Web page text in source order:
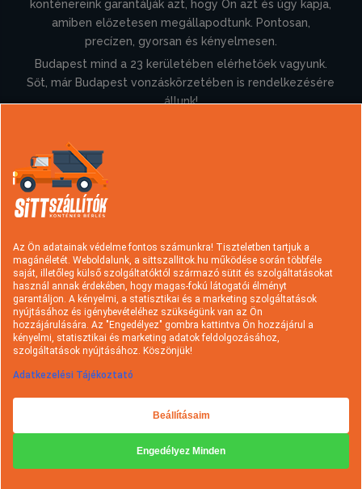
konténereink garantálják azt, hogy Ön azt és úgy kapja,
amiben előzetesen megállapodtunk. Pontosan,
precízen, gyorsan és kényelmesen.
Budapest mind a 23 kerületében elérhetőek vagyunk.
Sőt, már Budapest vonzáskörzetében is rendelkezésére
állunk!
Konténer rendelés
Típusok és árak
Szolgáltatások
Hasznos információk
Gyakori kérdések
Kapcsolat
Hulladék fajták
Rakodási tudnivalók
A sittszállításról
Cégtörténet
Ajánlatkérés
Minden jog fenntartva © 2026
Az Ön adatainak védelme fontos számunkra! Tiszteletben tartjuk a
magánéletét. Weboldalunk, a sittszallitok.hu működése során többféle
saját, illetőleg külső szolgáltatóktól származó sütit és szolgáltatásokat
használ annak érdekében, hogy magas-fokú látogatói élményt
garantáljon. A kényelmi, a statisztikai és a marketing szolgáltatások
nyújtásához és igénybevételéhez szükségünk van az Ön
hozzájárulására. Az "Engedélyez" gombra kattintva Ön hozzájárul a
kényelmi, statisztikai és marketing adatok feldolgozásához,
szolgáltatások nyújtásához. Köszönjük!
Adatkezelési Tájékoztató
Beállításaim
Engedélyez Minden